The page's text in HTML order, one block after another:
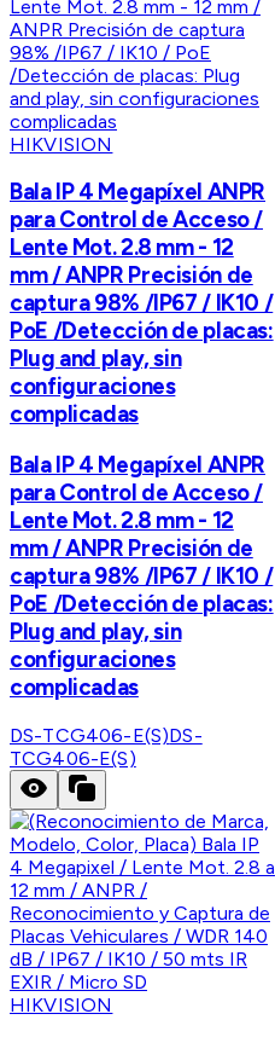
HIKVISION
Bala IP 4 Megapíxel ANPR
para Control de Acceso /
Lente Mot. 2.8 mm - 12
mm / ANPR Precisión de
captura 98% /IP67 / IK10 /
PoE /Detección de placas:
Plug and play, sin
configuraciones
complicadas
Bala IP 4 Megapíxel ANPR
para Control de Acceso /
Lente Mot. 2.8 mm - 12
mm / ANPR Precisión de
captura 98% /IP67 / IK10 /
PoE /Detección de placas:
Plug and play, sin
configuraciones
complicadas
DS-TCG406-E(S)DS-
TCG406-E(S)
HIKVISION